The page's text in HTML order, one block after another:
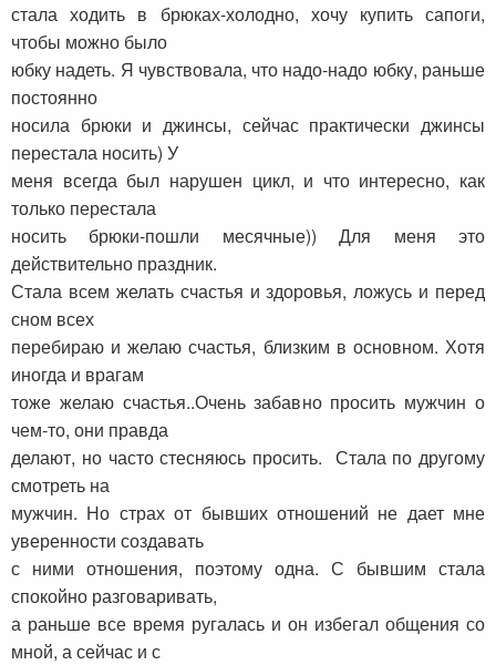
стала ходить в брюках-холодно, хочу купить сапоги,
чтобы можно было
юбку надеть. Я чувствовала, что надо-надо юбку, раньше
постоянно
носила брюки и джинсы, сейчас практически джинсы
перестала носить) У
меня всегда был нарушен цикл, и что интересно, как
только перестала
носить брюки-пошли месячные)) Для меня это
действительно праздник.
Стала всем желать счастья и здоровья, ложусь и перед
сном всех
перебираю и желаю счастья, близким в основном. Хотя
иногда и врагам
тоже желаю счастья..Очень забавно просить мужчин о
чем-то, они правда
делают, но часто стесняюсь просить. Стала по другому
смотреть на
мужчин. Но страх от бывших отношений не дает мне
уверенности создавать
с ними отношения, поэтому одна. С бывшим стала
спокойно разговаривать,
а раньше все время ругалась и он избегал общения со
мной, а сейчас и с